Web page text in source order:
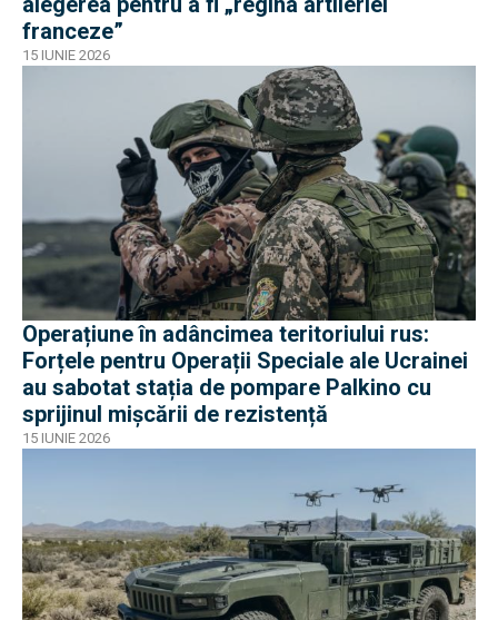
franceze”
15 IUNIE 2026
Operațiune în adâncimea teritoriului rus:
Forțele pentru Operații Speciale ale Ucrainei
au sabotat stația de pompare Palkino cu
sprijinul mișcării de rezistență
15 IUNIE 2026